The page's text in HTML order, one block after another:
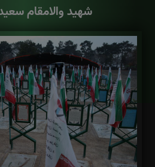
شهید والامقام